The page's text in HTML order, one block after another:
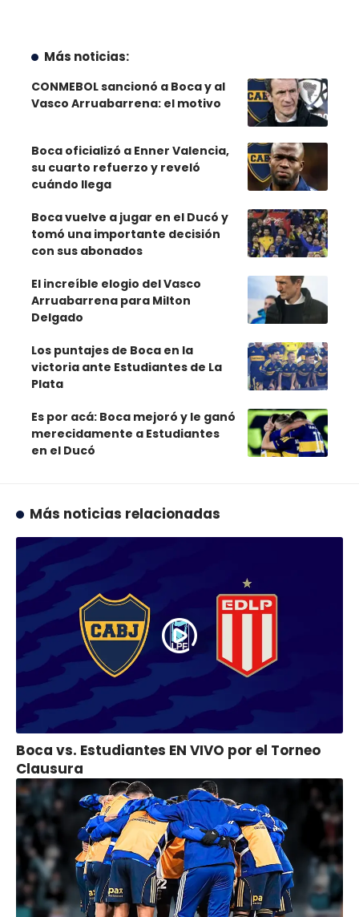
Más noticias:
CONMEBOL sancionó a Boca y al
Vasco Arruabarrena: el motivo
Boca oficializó a Enner Valencia,
su cuarto refuerzo y reveló
cuándo llega
Boca vuelve a jugar en el Ducó y
tomó una importante decisión
con sus abonados
El increíble elogio del Vasco
Arruabarrena para Milton
Delgado
Los puntajes de Boca en la
victoria ante Estudiantes de La
Plata
Es por acá: Boca mejoró y le ganó
merecidamente a Estudiantes
en el Ducó
Más noticias relacionadas
Boca vs. Estudiantes EN VIVO por el Torneo
Clausura